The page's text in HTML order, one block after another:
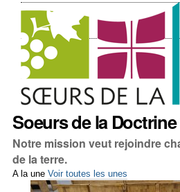
Soeurs de la
Notre mission veut rejoindre
de la terre.
A la une Voir toutes les unes